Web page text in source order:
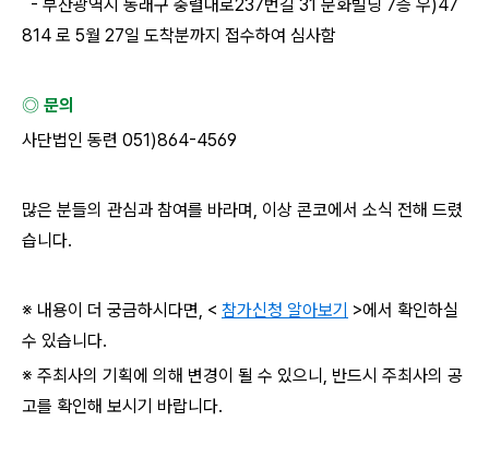
- 부산광역시 동래구 충렬대로237번길 31 문화빌딩 7층 우)47
814 로 5월 27일 도착분까지 접수하여 심사함
◎ 문의
사단법인 동련 051)864-4569
많은 분들의 관심과 참여를 바라며, 이상 콘코에서 소식 전해 드렸
습니다.
※ 내용이 더 궁금하시다면, < 참가신청 알아보기 >에서 확인하실
수 있습니다.
※ 주최사의 기획에 의해 변경이 될 수 있으니, 반드시 주최사의 공
고를 확인해 보시기 바랍니다.